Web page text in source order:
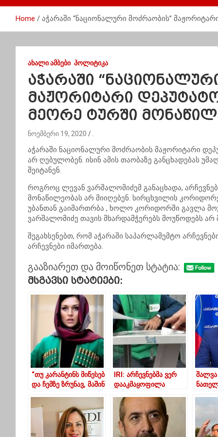
Home აჭარაში “ნაციონალური მოძრაობის”
ᲐᲮᲐᲚᲘ ᲐᲛᲑᲔᲑᲘ ᲞᲝᲚᲘᲢᲘᲙᲐ
აჭარაში
მაჟორიტარი
მეორე ტურში
ნოემბერი 19, 2020
აჭარაში ნაციონალური მოძრაობის მაჟორიტარი
არ ღებულობენ. ისინ ამის თაობაზე განცხადებას
შეიტანენ.
როგროც ლევან ვარშალომიძემ განაცხადა,
მონაწილეობას არ მიიღებენ. სირცხვილის
უბანთან გაიმართრბა , ხოლო კორიდორში გავლა
ვარშალომიძე თავის მხარდამჭერებს მოუწოდებს არ
შეგახსენებთ, რომ აჭარაში საპარლამემტო
არჩევნები იმართება.
გააზიარეთ და მოიწონეთ სტატია:
Მსგავსი Სტატიები:
“თუ კარანტინს მიწესებ
და ჩემზე ზრუნავ, მაშინ
მასხამ?”- დარჩია
ხელისუფლებას
IRI: არჩევნებმა ვერ
დააკმაყოფილა
ცვლილებებით
დაწესებული ახალი
სტანდარტები
შალვა